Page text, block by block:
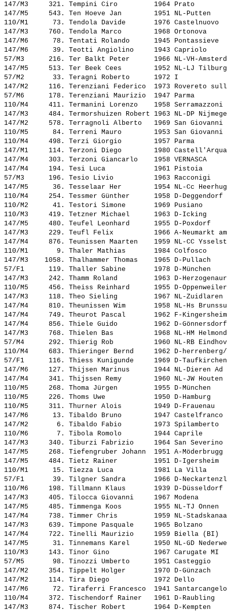
147/M3     321. Tempini Ciro
1964 Prato
147/M5     543. Ten Hoeve Jan
1951 NL-
110/M1      73. Tendola Davide
1976
147/M3     760. Tendola Marco
1968 Ortonova
147/M6      78. Tentati Rolando
1945
147/M6      39. Teotti Angiolino
1943 Capriolo
57/M3      216. Ter Balkt Peter
1966 NL-VH-
147/M5     513. Ter Beek Cees
1952 NL-LJ
57/M2       33. Teragni Roberto
1972 I
147/M2     116. Terenziani Federico
1973 Rovereto
57/M6      178. Terenziani Maurizio
1947 Parma
110/M4     411. Termanini Lorenzo
1958
147/M3     484. Termorshuizen Robert 1963 NL-DP
147/M2     578. Terragnoli Alberto
1969 San
110/M5      84. Terreni Mauro
1953 San
110/M4     498. Terzi Giorgio
1957 Parma
147/M1     114. Terzoni Diego
1980
147/M4     303. Terzoni Giancarlo
1958
147/M4     194. Tesi Luca
1961 Pistoia
57/M3      196. Tesio Livio
1963 Racconigi
147/M5      36. Tesselaar Her
1954 NL-Cc
110/M4     254. Tessmer Günther
1958 D-
110/M2      41. Testori Simone
1969 Pusiano
110/M3     419. Tetzner Michael
1963 D-Icking
147/M5     480. Teufel Leonhard
1955 D-
147/M3     229. Teufl Felix
1966 A-
147/M4     876. Teunissen Maarten
1959 NL-CC
110/M1       9. Thaler Mathias
1984 Colfosco
147/M3    1058. Thalhammer Thomas
1965 D-
57/F1      119. Thaller Sabine
1978 D-
147/M3     242. Thamm Roland
1963 D-
110/M5     456. Theiss Reinhard
1955 D-
147/M3     118. Theo Sieling
1967 NL-
147/M4     810. Theunissen Wim
1958 NL-Hs
147/M4     749. Theurot Pascal
1962 F-
147/M4     856. Thiele Guido
1962 D-
147/M3     768. Thielen Bas
1968 NL-HM
57/M4      292. Thierig Rob
1960 NL-RB
110/M4     683. Thieringer Bernd
1962 D-
57/F1      116. Thiess Kunigunde
1969 D-
147/M6     127. Thijsen Marinus
1944 NL-Dieren
147/M4     341. Thijssen Remy
1960 NL-JW
110/M5     268. Thoma Jürgen
1955 D-
110/M5     226. Thoms Uwe
1950 D-
110/M5     311. Thurner Alois
1949 D-
147/M6      13. Tibaldo Bruno
1947
147/M2       6. Tibaldo Fabio
1973
110/M6       7. Tibola Romolo
1944 Caprile
147/M3     340. Tiburzi Fabrizio
1964 San
147/M5     268. Tiefengruber Johann
1951 A-
147/M5     484. Tietz Rainer
1951 D-
110/M1      15. Tiezza Luca
1981 La Villa
57/F1       39. Tilgner Sandra
1966 D-
110/M6     198. Tillmann Klaus
1939 D-
147/M3     405. Tilocca Giovanni
1967 Modena
147/M5     485. Timmenga Koos
1955 NL-TJ
147/M4     738. Timmer Chris
1959 NL-
147/M3     639. Timpone Pasquale
1965 Bolzano
147/M4     722. Tinelli Maurizio
1959 Biella (BI)
147/M5      31. Tinnemans Karel
1950 NL-GD
110/M3     143. Tinor Gino
1967 Carugate
57/M5       98. Tinozzi Umberto
1951
147/M2     354. Tippelt Holger
1970 D-
147/M2     114. Tira Diego
1972 Dello
147/M6      72. Tiraferri Francesco
1941
110/M4     372. Tischendorf Rainer
1961 D-
147/M3     874. Tischer Robert 1964 D-